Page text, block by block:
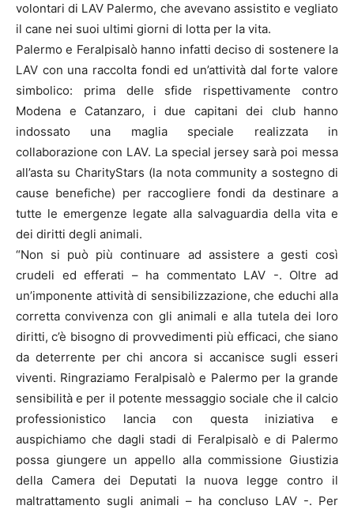
volontari di LAV Palermo, che avevano assistito e vegliato
il cane nei suoi ultimi giorni di lotta per la vita.
Palermo e Feralpisalò hanno infatti deciso di sostenere la
LAV con una raccolta fondi ed un’attività dal forte valore
simbolico: prima delle sfide rispettivamente contro
Modena e Catanzaro, i due capitani dei club hanno
indossato una maglia speciale realizzata in
collaborazione con LAV. La special jersey sarà poi messa
all’asta su CharityStars (la nota community a sostegno di
cause benefiche) per raccogliere fondi da destinare a
tutte le emergenze legate alla salvaguardia della vita e
dei diritti degli animali.
“Non si può più continuare ad assistere a gesti così
crudeli ed efferati – ha commentato LAV -. Oltre ad
un’imponente attività di sensibilizzazione, che educhi alla
corretta convivenza con gli animali e alla tutela dei loro
diritti, c’è bisogno di provvedimenti più efficaci, che siano
da deterrente per chi ancora si accanisce sugli esseri
viventi. Ringraziamo Feralpisalò e Palermo per la grande
sensibilità e per il potente messaggio sociale che il calcio
professionistico lancia con questa iniziativa e
auspichiamo che dagli stadi di Feralpisalò e di Palermo
possa giungere un appello alla commissione Giustizia
della Camera dei Deputati la nuova legge contro il
maltrattamento sugli animali – ha concluso LAV -. Per